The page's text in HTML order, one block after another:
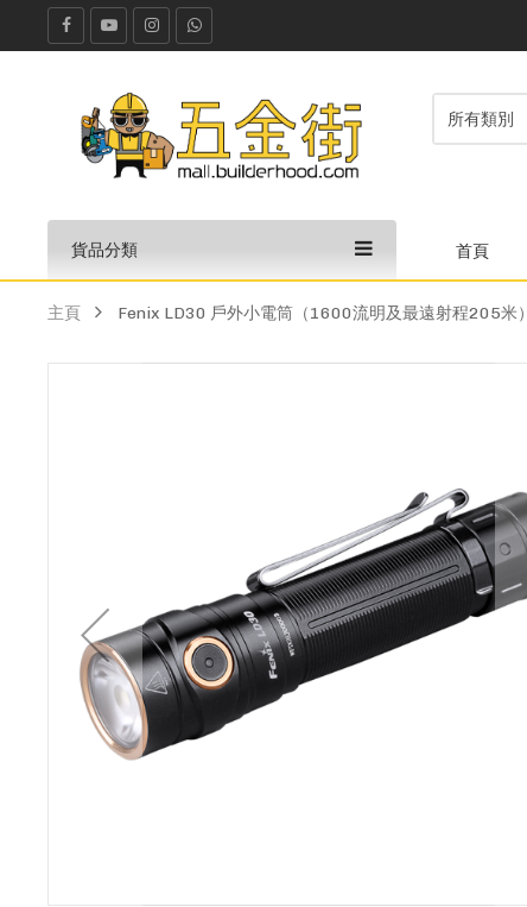
貨品分類 首頁
主頁 Fenix LD30 戶外小電筒（1600流明及最遠射程205米）